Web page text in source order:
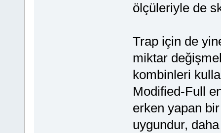
ölçüleriyle de
Trap için de
miktar
kombinleri
Modified-Full
erken yapan bir
uygundur, daha